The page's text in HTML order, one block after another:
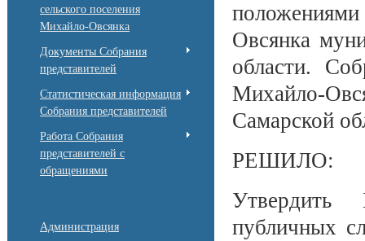
сельского поселения
Михайло-Овсянка
Документы Собрания
представителей
Статистическая информация
Собрания представителей
Работа Собрания
представителей с
обращениями
Администрация
Овсянка
области.
Михайло-
Самарской
РЕШИЛО:
Утвердить
публичных